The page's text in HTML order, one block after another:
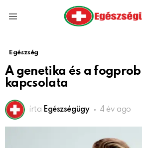
Egészség
A genetika és a
kapcsolata
írta Egészségügy 4 év ago